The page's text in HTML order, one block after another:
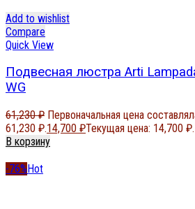
Add to wishlist
Compare
Quick View
Подвесная люстра Arti
WG
61,230₽ Первоначальная цена
61,230 ₽.14,700 ₽Текущая цена: 14,700 ₽.
В корзину
-76% Hot